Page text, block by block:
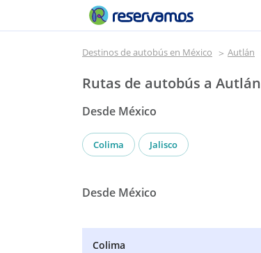
Destinos de autobús en México Autlán
Rutas de autobús a Autlán
Desde México
Colima Jalisco
Desde México
Colima